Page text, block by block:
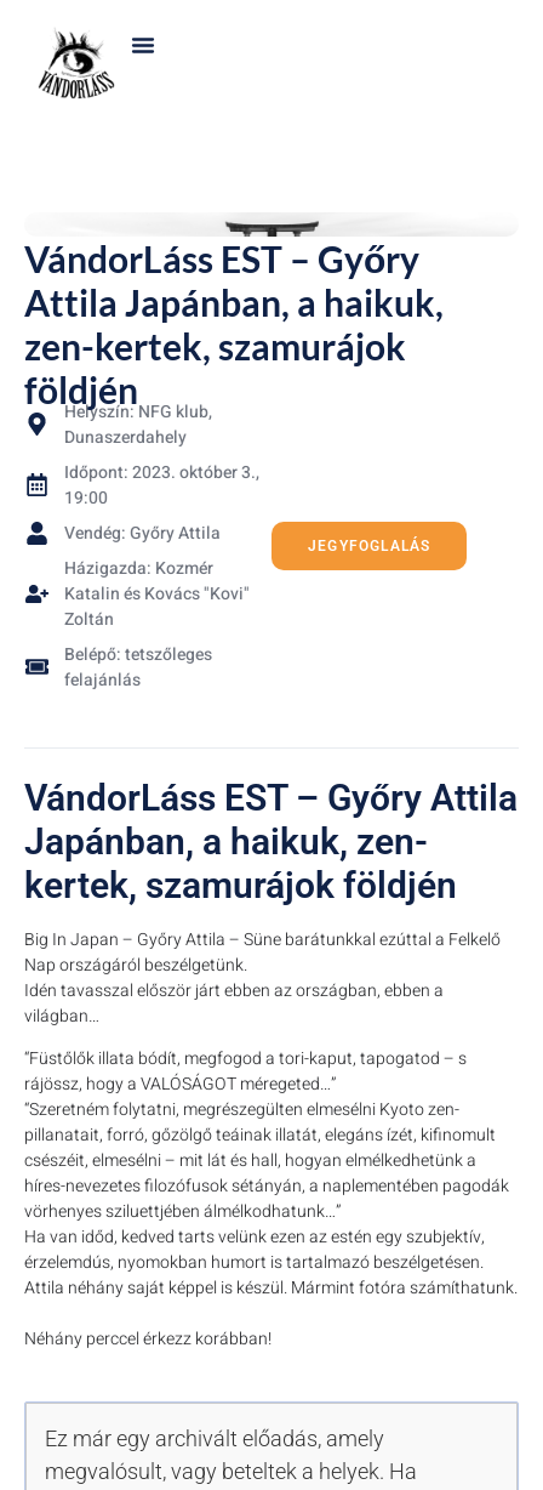
VándorLáss EST – Győry
Attila Japánban, a haikuk,
zen-kertek, szamurájok
földjén
Helyszín: NFG klub,
Dunaszerdahely
Időpont: 2023. október 3.,
19:00
Vendég: Győry Attila
Házigazda: Kozmér
Katalin és Kovács "Kovi"
Zoltán
Belépő: tetszőleges
felajánlás
JEGYFOGLALÁS
VándorLáss EST – Győry Attila
Japánban, a haikuk, zen-
kertek, szamurájok földjén
Big In Japan – Győry Attila – Süne barátunkkal ezúttal a Felkelő
Nap országáról beszélgetünk.
Idén tavasszal először járt ebben az országban, ebben a
világban…
“Füstőlők illata bódít, megfogod a tori-kaput, tapogatod – s
rájössz, hogy a VALÓSÁGOT méregeted…”
“Szeretném folytatni, megrészegülten elmesélni Kyoto zen-
pillanatait, forró, gőzölgő teáinak illatát, elegáns ízét, kifinomult
csészéit, elmesélni – mit lát és hall, hogyan elmélkedhetünk a
híres-nevezetes filozófusok sétányán, a naplementében pagodák
vörhenyes sziluettjében álmélkodhatunk…”
Ha van időd, kedved tarts velünk ezen az estén egy szubjektív,
érzelemdús, nyomokban humort is tartalmazó beszélgetésen.
Attila néhány saját képpel is készül. Mármint fotóra számíthatunk.
Néhány perccel érkezz korábban!
Ez már egy archivált előadás, amely
megvalósult, vagy beteltek a helyek. Ha